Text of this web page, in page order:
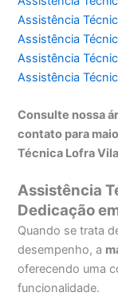
Assistência
Assistência
Assistência
Assistência
Consulte nossa
contato para
Técnica Lofra
Assistência
Dedicação
Quando se trata
desempenho, a
oferecendo uma
funcionalidade.